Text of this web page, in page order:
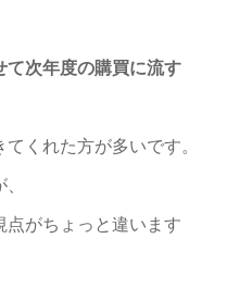
て次年度の購買に流す
くれた方が多いです。
点がちょっと違います